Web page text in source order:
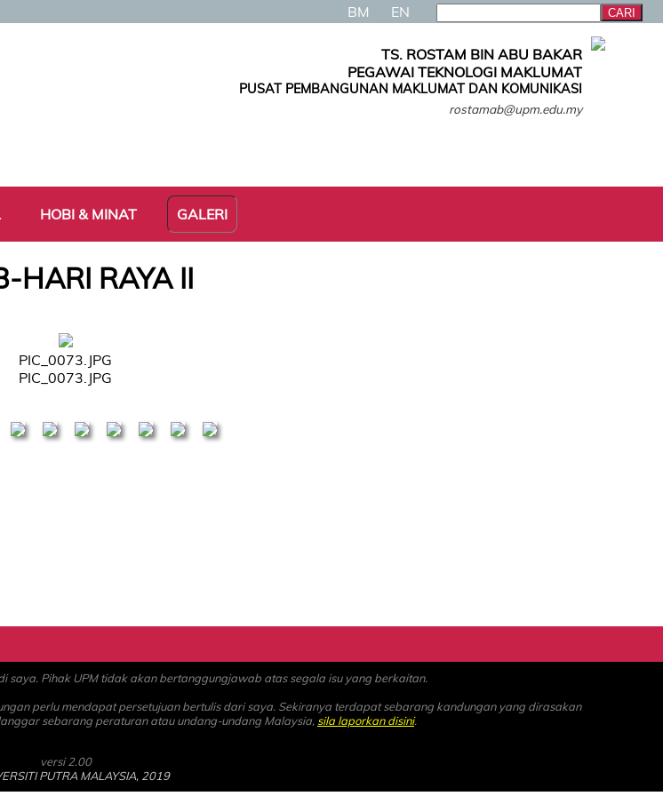
BM EN
TS. ROSTAM BIN ABU BAKAR
PEGAWAI TEKNOLOGI MAKLUMAT
PUSAT PEMBANGUNAN MAKLUMAT DAN KOMUNIKASI
rostamab@upm.edu.my
HOBI & MINAT GALERI
HARI RAYA II
PIC_0073.JPG
PIC_0073.JPG
saya. Pihak UPM tidak akan bertanggungjawab atas segala isu yang berkaitan.
perlu mendapat persetujuan bertulis dari saya. Sekiranya terdapat sebarang kandungan yang dirasakan
sebarang peraturan atau undang-undang Malaysia, sila laporkan disini.
versi 2.00
PUTRA MALAYSIA, 2019